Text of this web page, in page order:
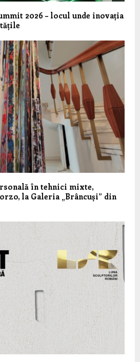
2026 – locul unde inovația
în tehnici mixte,
la Galeria „Brâncuși” din